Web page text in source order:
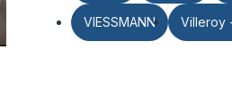
VIESSMANN Villeroy